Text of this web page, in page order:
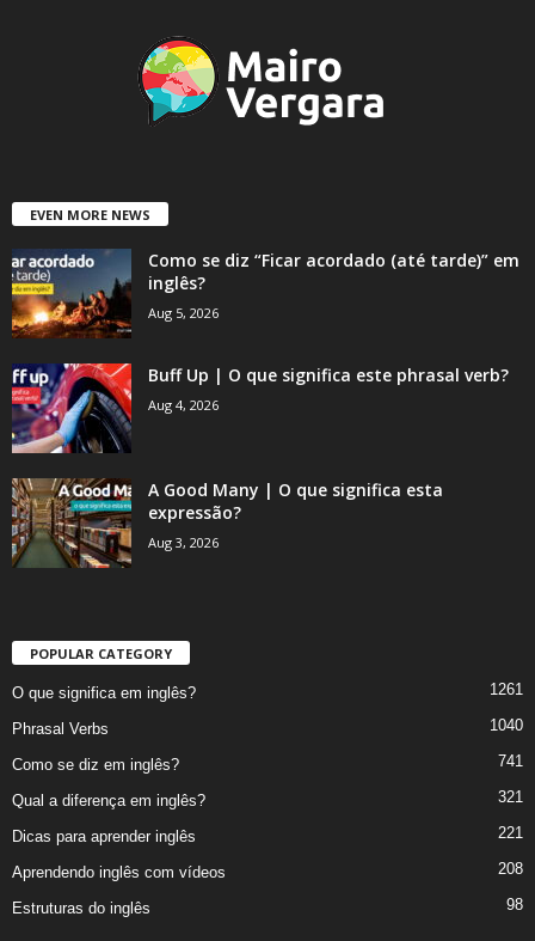
EVEN MORE NEWS
Como se diz “Ficar acordado (até tarde)” em
inglês?
Aug 5, 2026
Buff Up | O que significa este phrasal verb?
Aug 4, 2026
A Good Many | O que significa esta
expressão?
Aug 3, 2026
POPULAR CATEGORY
O que significa em inglês? 1261
Phrasal Verbs 1040
Como se diz em inglês? 741
Qual a diferença em inglês? 321
Dicas para aprender inglês 221
Aprendendo inglês com vídeos 208
Estruturas do inglês 98